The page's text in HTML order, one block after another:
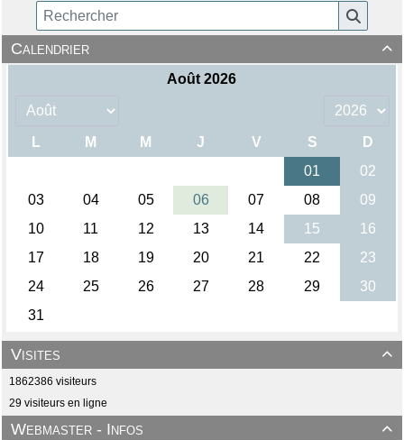

Calendrier

Visites
1862386 visiteurs
29 visiteurs en ligne

Webmaster - Infos